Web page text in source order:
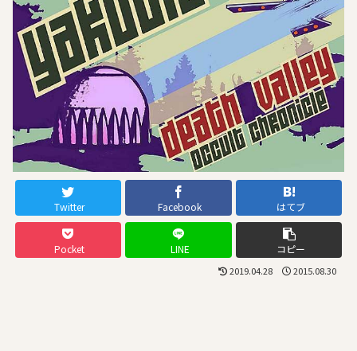
Twitter Facebook はてブ
Pocket LINE コピー
2019.04.28 2015.08.30